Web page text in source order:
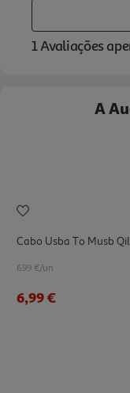
A
Cabo Usba To Musb
6.99 €/un
6,99 €